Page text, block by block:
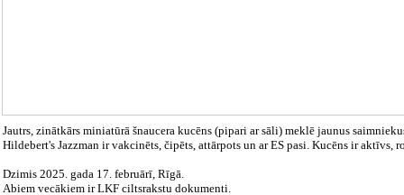
Jautrs, zinātkārs miniatūrā šnaucera kucēns (pipari ar sāli) meklē jaunus
Hildebert's Jazzman ir vakcinēts, čipēts, attārpots un ar ES pasi. Kucēns ir aktīvs,
Dzimis 2025. gada 17. februārī, Rīgā.
Abiem vecākiem ir LKF ciltsrakstu dokumenti.